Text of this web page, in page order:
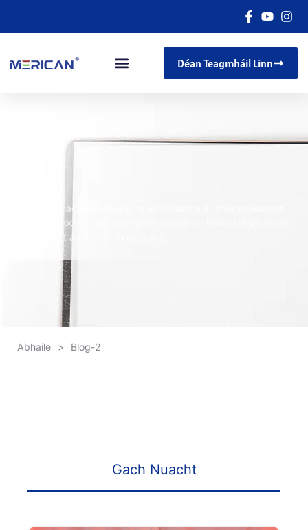
Déan Teagmháil Linn
Déan iniúchadh ar bhlaganna saineolaithe ar theicneolaíocht
folláine, treochtaí, agus conas an monaróir leaba teiripe solas
dearg ceart a roghnú do do ghnó.
Abhaile > Blog-2
Gach Nuacht